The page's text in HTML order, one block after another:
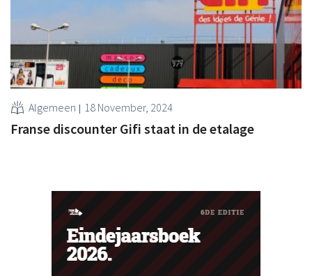
Algemeen 18 November, 2024
Franse discounter Gifi staat in de etalage